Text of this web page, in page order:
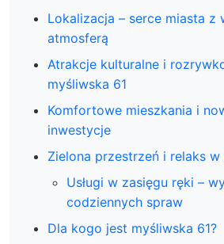
Lokalizacja – serce miasta z
atmosferą
Atrakcje kulturalne i
myśliwska 61
Komfortowe mieszkania i
inwestycje
Zielona przestrzeń i relaks w
Usługi w zasięgu ręki –
codziennych spraw
Dla kogo jest myśliwska 61?